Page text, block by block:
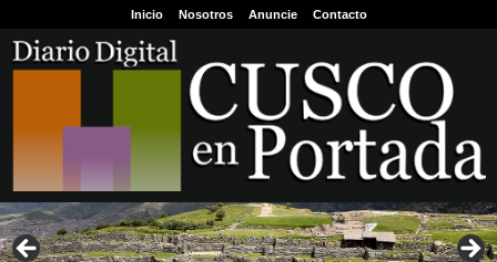
Inicio Nosotros Anuncie Contacto